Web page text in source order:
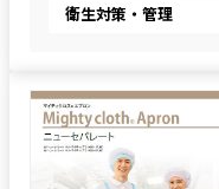
衛生対策・管理